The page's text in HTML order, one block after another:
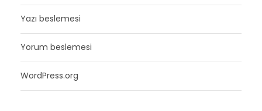
Yazı beslemesi
Yorum beslemesi
WordPress.org